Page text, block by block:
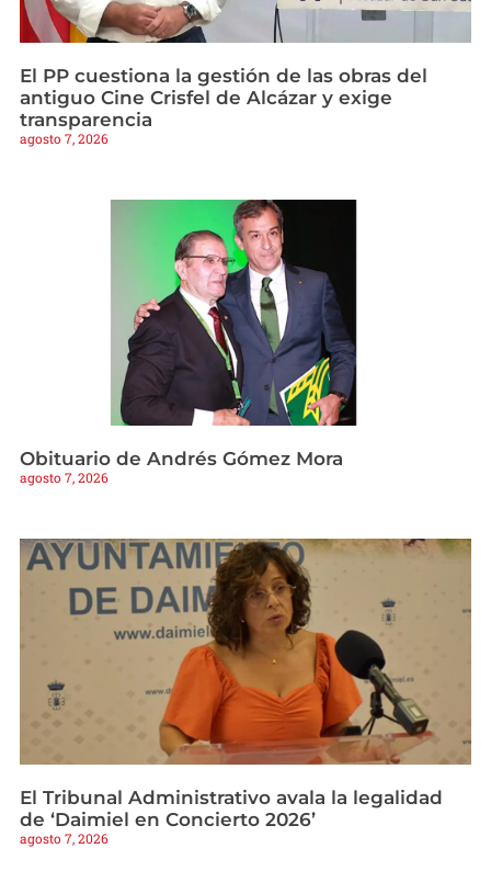
El PP cuestiona la gestión de las obras del
antiguo Cine Crisfel de Alcázar y exige
transparencia
agosto 7, 2026
Obituario de Andrés Gómez Mora
agosto 7, 2026
El Tribunal Administrativo avala la legalidad
de ‘Daimiel en Concierto 2026’
agosto 7, 2026